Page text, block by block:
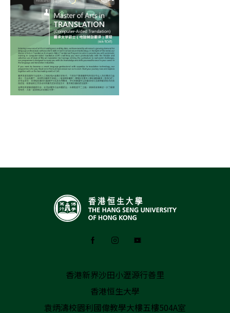
香港新界沙田小瀝源行善里
香港恒生大學
袁炳濤校園利國偉教學大樓五樓504A室